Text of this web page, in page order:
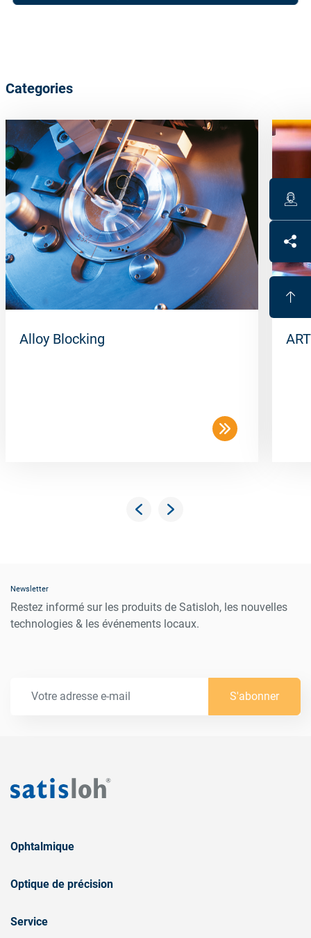
Categories
Alloy Blocking
Newsletter
Restez informé sur les produits de Satisloh, les nouvelles
technologies & les événements locaux.
S'abonner
Ophtalmique
Optique de précision
Service